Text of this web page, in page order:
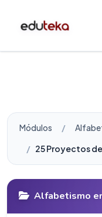
Módulos
25 Proyectos
Alfabetismo